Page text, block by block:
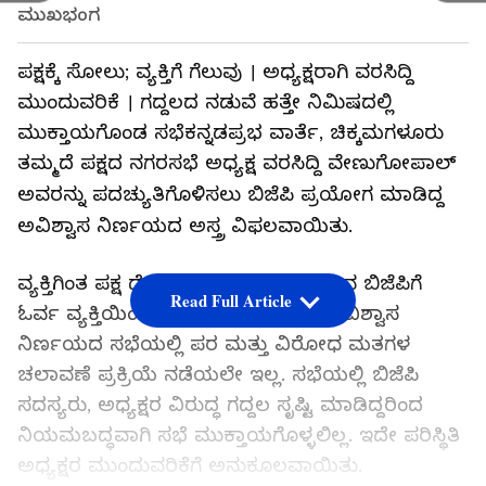
ಮುಖಭಂಗ
ಪಕ್ಷಕ್ಕೆ ಸೋಲು; ವ್ಯಕ್ತಿಗೆ ಗೆಲುವು । ಅಧ್ಯಕ್ಷರಾಗಿ ವರಸಿದ್ದಿ
ಮುಂದುವರಿಕೆ । ಗದ್ದಲದ ನಡುವೆ ಹತ್ತೇ ನಿಮಿಷದಲ್ಲಿ
ಮುಕ್ತಾಯಗೊಂಡ ಸಭೆಕನ್ನಡಪ್ರಭ ವಾರ್ತೆ, ಚಿಕ್ಕಮಗಳೂರು
ತಮ್ಮದೆ ಪಕ್ಷದ ನಗರಸಭೆ ಅಧ್ಯಕ್ಷ ವರಸಿದ್ದಿ ವೇಣುಗೋಪಾಲ್
ಅವರನ್ನು ಪದಚ್ಯುತಿಗೊಳಿಸಲು ಬಿಜೆಪಿ ಪ್ರಯೋಗ ಮಾಡಿದ್ದ
ಅವಿಶ್ವಾಸ ನಿರ್ಣಯದ ಅಸ್ತ್ರ ವಿಫಲವಾಯಿತು.
ವ್ಯಕ್ತಿಗಿಂತ ಪಕ್ಷ ದೊಡ್ಡದೆಂಬ ಸಿದ್ಧಾಂತ ಪಠಿಸುವ ಬಿಜೆಪಿಗೆ
ಓರ್ವ ವ್ಯಕ್ತಿಯಿಂದ ಮುಖಭಂಗವಾಯಿತು. ಅವಿಶ್ವಾಸ
ನಿರ್ಣಯದ ಸಭೆಯಲ್ಲಿ ಪರ ಮತ್ತು ವಿರೋಧ ಮತಗಳ
ಚಲಾವಣೆ ಪ್ರಕ್ರಿಯೆ ನಡೆಯಲೇ ಇಲ್ಲ. ಸಭೆಯಲ್ಲಿ ಬಿಜೆಪಿ
ಸದಸ್ಯರು, ಅಧ್ಯಕ್ಷರ ವಿರುದ್ಧ ಗದ್ದಲ ಸೃಷ್ಟಿ ಮಾಡಿದ್ದರಿಂದ
ನಿಯಮಬದ್ಧವಾಗಿ ಸಭೆ ಮುಕ್ತಾಯಗೊಳ್ಳಲಿಲ್ಲ. ಇದೇ ಪರಿಸ್ಥಿತಿ
ಅಧ್ಯಕ್ಷರ ಮುಂದುವರಿಕೆಗೆ ಅನುಕೂಲವಾಯಿತು.
Read Full Article